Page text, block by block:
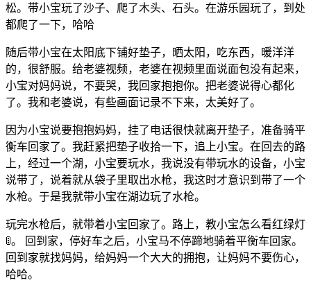
松。带小宝玩了沙子、爬了木头、石头。在游乐园玩了，到处
都爬了一下，哈哈
随后带小宝在太阳底下铺好垫子，晒太阳，吃东西，暖洋洋
的，很舒服。给老婆视频，老婆在视频里面说面包没有起来，
小宝对妈妈说，不要哭，我回家抱抱你。把老婆说得心都化
了。我和老婆说，有些画面记录不下来，太美好了。
因为小宝说要抱抱妈妈，挂了电话很快就离开垫子，准备骑平
衡车回家了。我赶紧把垫子收拾一下，追上小宝。在回去的路
上，经过一个湖，小宝要玩水，我说没有带玩水的设备，小宝
说带了，说着就从袋子里取出水枪，我这时才意识到带了一个
水枪。于是我就带小宝在湖边玩了水枪。
玩完水枪后，就带着小宝回家了。路上，教小宝怎么看红绿灯
🚦。 回到家，停好车之后，小宝马不停蹄地骑着平衡车回家。
回到家就找妈妈，给妈妈一个大大的拥抱，让妈妈不要伤心，
哈哈。